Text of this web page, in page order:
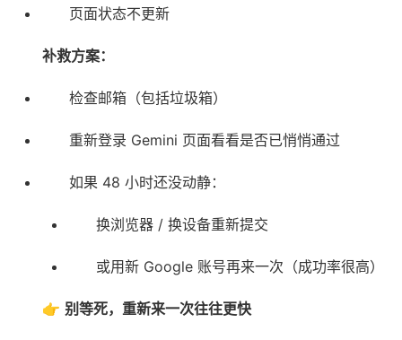
页面状态不更新
补救方案：
检查邮箱（包括垃圾箱）
重新登录 Gemini 页面看看是否已悄悄通过
如果 48 小时还没动静：
换浏览器 / 换设备重新提交
或用新 Google 账号再来一次（成功率很高）
👉 别等死，重新来一次往往更快